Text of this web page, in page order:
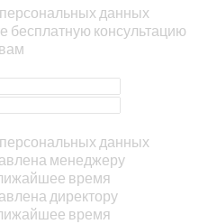
данных
бесплатную консультацию
данных
менеджеру
время
директору
время